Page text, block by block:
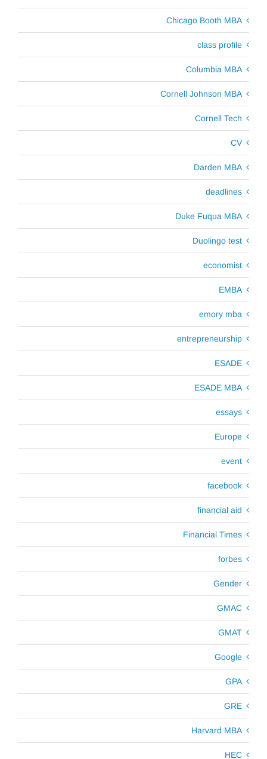
Chicago Booth MBA
class profile
Columbia MBA
Cornell Johnson MBA
Cornell Tech
CV
Darden MBA
deadlines
Duke Fuqua MBA
Duolingo test
economist
EMBA
emory mba
entrepreneurship
ESADE
ESADE MBA
essays
Europe
event
facebook
financial aid
Financial Times
forbes
Gender
GMAC
GMAT
Google
GPA
GRE
Harvard MBA
HEC